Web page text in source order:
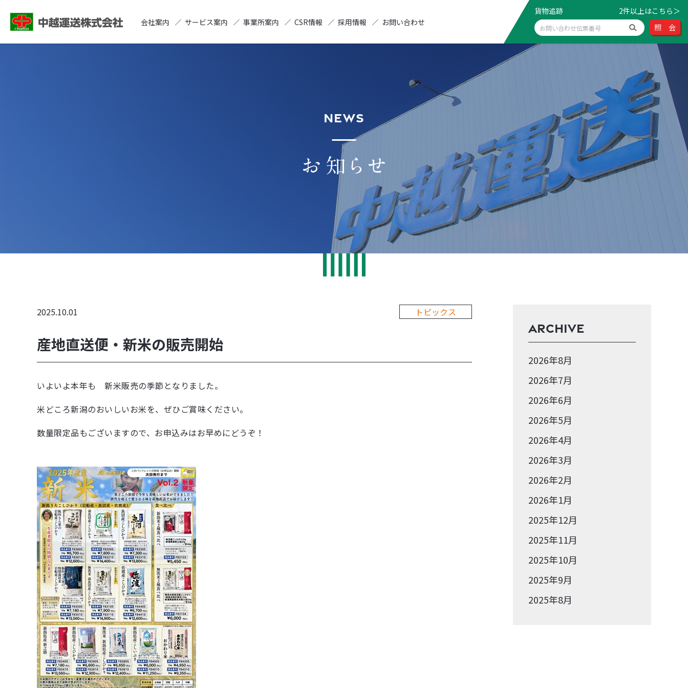
会社案内 サービス案内 事業所案内 CSR情報 採用情報 お問い合わせ
貨物追跡
2件以上はこちら＞
照 会
NEWS
2025.10.01 トピックス
産地直送便・新米の販売開始
いよいよ本年も 新米販売の季節となりました。
米どころ新潟のおいしいお米を、ぜひご賞味ください。
数量限定品もございますので、お申込みはお早めにどうぞ！
ARCHIVE
2026年8月
2026年7月
2026年6月
2026年5月
2026年4月
2026年3月
2026年2月
2026年1月
2025年12月
2025年11月
2025年10月
2025年9月
2025年8月